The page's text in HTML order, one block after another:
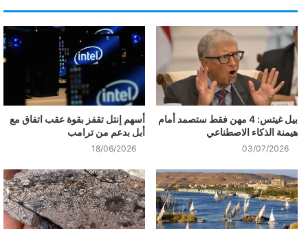
بيل غيتس: 4 مهن فقط ستصمد أمام
هيمنة الذكاء الاصطناعي
03/07/2026
أسهم إنتل تقفز بقوة عقب اتفاق مع
أبل بدعم من ترامب
18/06/2026